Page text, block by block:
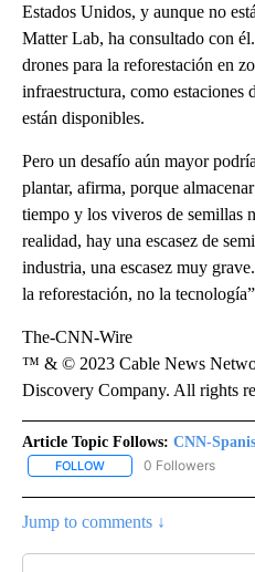
Estados Unidos, y aunque no
Matter Lab, ha consultado con
drones para la reforestación en
infraestructura, como estaciones
están disponibles.
Pero un desafío aún mayor
plantar, afirma, porque
tiempo y los viveros de semillas
realidad, hay una escasez de
industria, una escasez muy
la reforestación, no la
The-CNN-Wire
™ & © 2023 Cable News
Discovery Company. All rights
Article Topic Follows: CNN-
FOLLOW FOLLOW "CNN-
0 Followers
Jump to comments ↓